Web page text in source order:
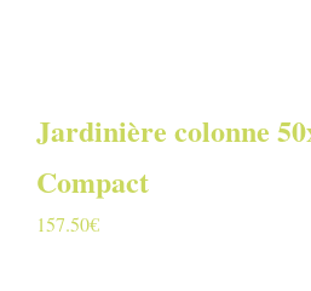
Jardinière colonne
Compact
157.50€